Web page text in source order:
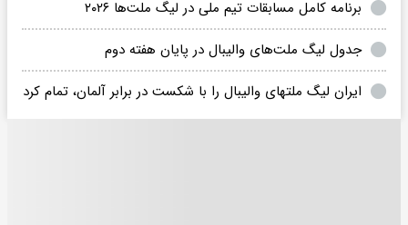
برنامه کامل مسابقات تیم ملی در لیگ ملت‌ها ۲۰۲۶
جدول لیگ ملت‌های والیبال در پایان هفته دوم
ایران لیگ ملتهای والیبال را با شکست در برابر آلمان، تمام کرد